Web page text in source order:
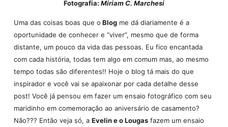
Fotografia: Miriam C. Marchesi
Uma das coisas boas que o Blogme dá diariamente é a
oportunidade de conhecer e “viver”, mesmo que de forma
distante, um pouco da vida das pessoas. Eu fico encantada
com cada história, todas tem algo em comum mas, ao mesmo
tempo todas são diferentes!! Hoje o blog tá mais do que
inspirador e você vai se apaixonar por cada detalhe desse
post! Você já pensou em fazer um ensaio fotográfico com seu
maridinho em comemoração ao aniversário de casamento?
Não??? Então veja só, a Evelin e o Lougasfazem um ensaio